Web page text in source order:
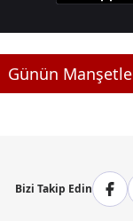
Günün
Bizi Takip Edin